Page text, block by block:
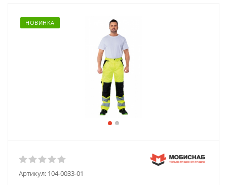
НОВИНКА
Артикул: 104-0033-01